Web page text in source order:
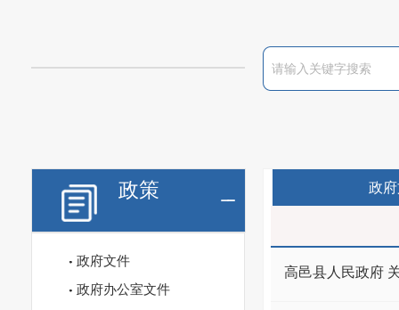
政策
政府文件
政府办公室文件
政
高邑县人民政府